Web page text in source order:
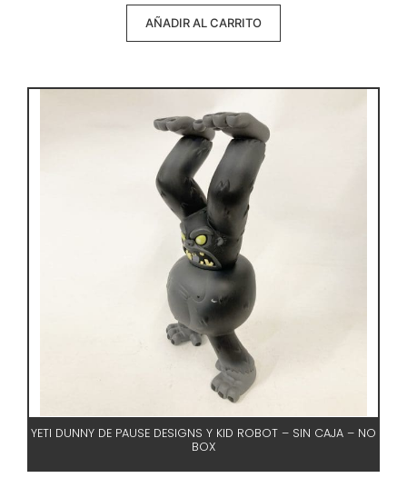
AÑADIR AL CARRITO
YETI DUNNY DE PAUSE DESIGNS Y KID ROBOT – SIN CAJA – NO
BOX